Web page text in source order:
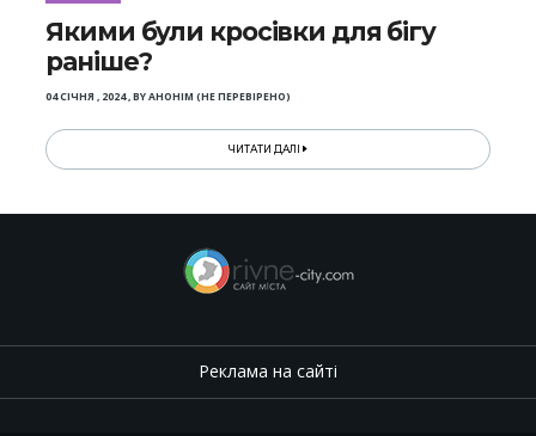
Якими були кросівки для бігу
раніше?
04 СІЧНЯ , 2024,BYАНОНІМ (НЕ ПЕРЕВІРЕНО)
ЧИТАТИ ДАЛІ
Реклама на сайті